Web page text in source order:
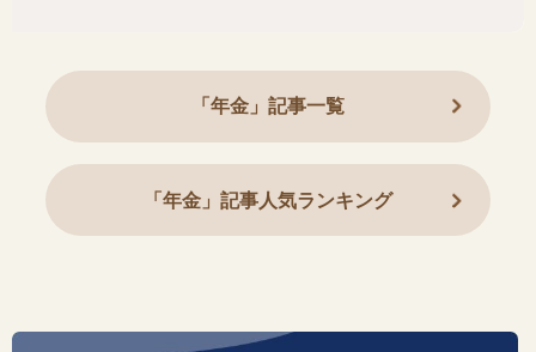
「年金」記事一覧
「年金」記事人気ランキング